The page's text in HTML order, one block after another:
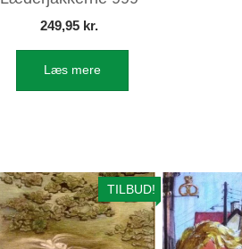
249,95 kr.
Læs mere
TILBUD!